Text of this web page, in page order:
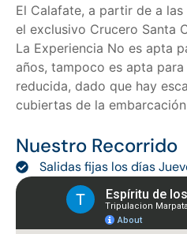
El Calafate, a partir de a
el exclusivo Crucero Santa
La Experiencia No es apta
años, tampoco es apta
reducida, dado que hay
cubiertas de la
Nuestro Recorrido
Salidas fijas los días